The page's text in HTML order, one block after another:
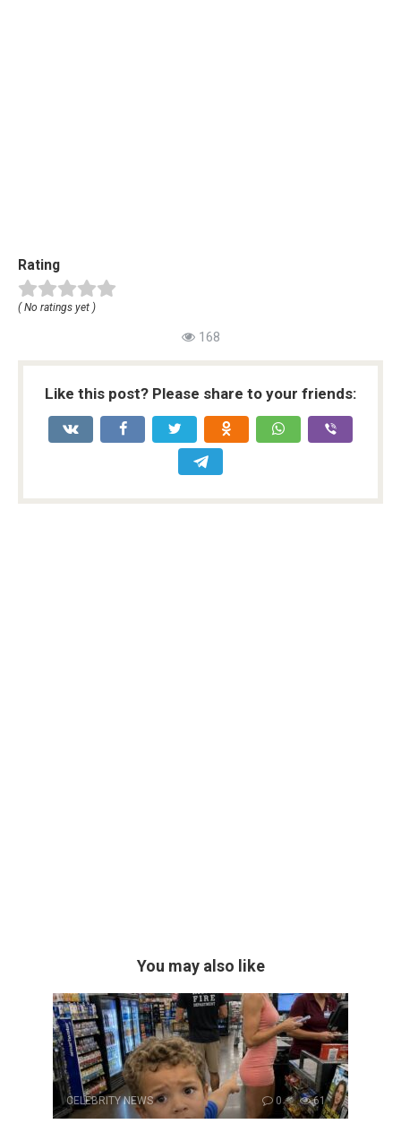
Rating
( No ratings yet )
168
Like this post? Please share to your friends:
You may also like
CELEBRITY NEWS 0 61